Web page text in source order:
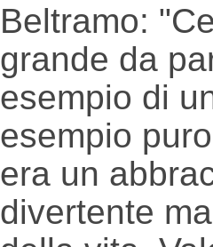
Beltramo:
grande da
esempio di
esempio
era un
divertente